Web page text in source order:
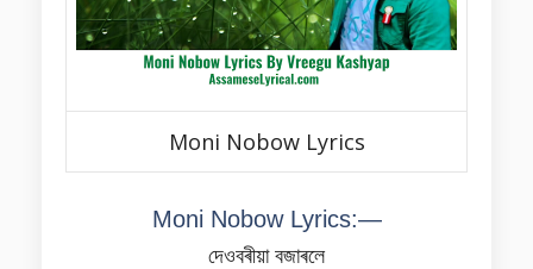
Moni Nobow Lyrics
Moni Nobow Lyrics:—
দেওবৰীয়া বজাৰলে